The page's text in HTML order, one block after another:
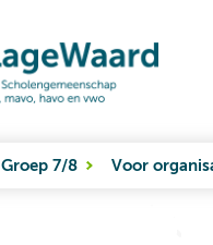
Groep 7/8 Voor